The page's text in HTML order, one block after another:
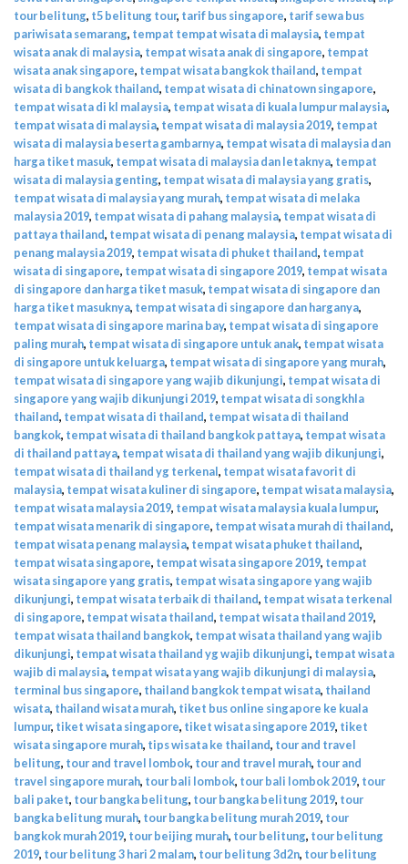
tour belitung, t5 belitung tour, tarif bus singapore, tarif sewa bus
pariwisata semarang, tempat tempat wisata di malaysia, tempat
wisata anak di malaysia, tempat wisata anak di singapore, tempat
wisata anak singapore, tempat wisata bangkok thailand, tempat
wisata di bangkok thailand, tempat wisata di chinatown singapore,
tempat wisata di kl malaysia, tempat wisata di kuala lumpur malaysia,
tempat wisata di malaysia, tempat wisata di malaysia 2019, tempat
wisata di malaysia beserta gambarnya, tempat wisata di malaysia dan
harga tiket masuk, tempat wisata di malaysia dan letaknya, tempat
wisata di malaysia genting, tempat wisata di malaysia yang gratis,
tempat wisata di malaysia yang murah, tempat wisata di melaka
malaysia 2019, tempat wisata di pahang malaysia, tempat wisata di
pattaya thailand, tempat wisata di penang malaysia, tempat wisata di
penang malaysia 2019, tempat wisata di phuket thailand, tempat
wisata di singapore, tempat wisata di singapore 2019, tempat wisata
di singapore dan harga tiket masuk, tempat wisata di singapore dan
harga tiket masuknya, tempat wisata di singapore dan harganya,
tempat wisata di singapore marina bay, tempat wisata di singapore
paling murah, tempat wisata di singapore untuk anak, tempat wisata
di singapore untuk keluarga, tempat wisata di singapore yang murah,
tempat wisata di singapore yang wajib dikunjungi, tempat wisata di
singapore yang wajib dikunjungi 2019, tempat wisata di songkhla
thailand, tempat wisata di thailand, tempat wisata di thailand
bangkok, tempat wisata di thailand bangkok pattaya, tempat wisata
di thailand pattaya, tempat wisata di thailand yang wajib dikunjungi,
tempat wisata di thailand yg terkenal, tempat wisata favorit di
malaysia, tempat wisata kuliner di singapore, tempat wisata malaysia,
tempat wisata malaysia 2019, tempat wisata malaysia kuala lumpur,
tempat wisata menarik di singapore, tempat wisata murah di thailand,
tempat wisata penang malaysia, tempat wisata phuket thailand,
tempat wisata singapore, tempat wisata singapore 2019, tempat
wisata singapore yang gratis, tempat wisata singapore yang wajib
dikunjungi, tempat wisata terbaik di thailand, tempat wisata terkenal
di singapore, tempat wisata thailand, tempat wisata thailand 2019,
tempat wisata thailand bangkok, tempat wisata thailand yang wajib
dikunjungi, tempat wisata thailand yg wajib dikunjungi, tempat wisata
wajib di malaysia, tempat wisata yang wajib dikunjungi di malaysia,
terminal bus singapore, thailand bangkok tempat wisata, thailand
wisata, thailand wisata murah, tiket bus online singapore ke kuala
lumpur, tiket wisata singapore, tiket wisata singapore 2019, tiket
wisata singapore murah, tips wisata ke thailand, tour and travel
belitung, tour and travel lombok, tour and travel murah, tour and
travel singapore murah, tour bali lombok, tour bali lombok 2019, tour
bali paket, tour bangka belitung, tour bangka belitung 2019, tour
bangka belitung murah, tour bangka belitung murah 2019, tour
bangkok murah 2019, tour beijing murah, tour belitung, tour belitung
2019, tour belitung 3 hari 2 malam, tour belitung 3d2n, tour belitung